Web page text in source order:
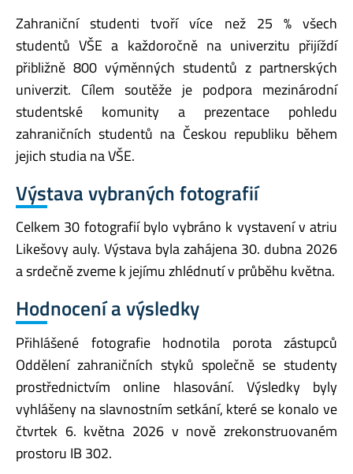
Zahraniční studenti tvoří více než 25 % všech
studentů VŠE a každoročně na univerzitu přijíždí
přibližně 800 výměnných studentů z partnerských
univerzit. Cílem soutěže je podpora mezinárodní
studentské komunity a prezentace pohledu
zahraničních studentů na Českou republiku během
jejich studia na VŠE.
Výstava vybraných fotografií
Celkem 30 fotografií bylo vybráno k vystavení v atriu
Likešovy auly. Výstava byla zahájena 30. dubna 2026
a srdečně zveme k jejímu zhlédnutí v průběhu května.
Hodnocení a výsledky
Přihlášené fotografie hodnotila porota zástupců
Oddělení zahraničních styků společně se studenty
prostřednictvím online hlasování. Výsledky byly
vyhlášeny na slavnostním setkání, které se konalo ve
čtvrtek 6. května 2026 v nově zrekonstruovaném
prostoru IB 302.